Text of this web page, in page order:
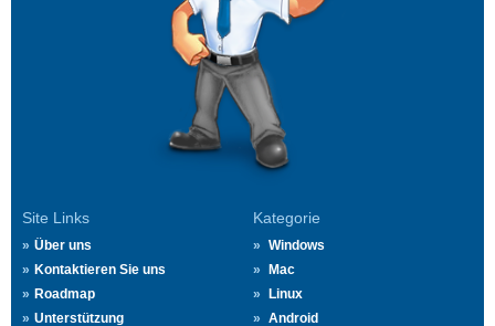
Site Links
Über uns
Kontaktieren Sie uns
Roadmap
Unterstützung
Kategorie
Windows
Mac
Linux
Android